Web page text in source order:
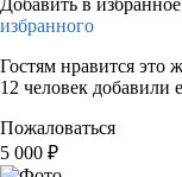
Добавить в избранное
избранного
Гостям нравится это
12 человек добавили
Пожаловаться
5 000 ₽